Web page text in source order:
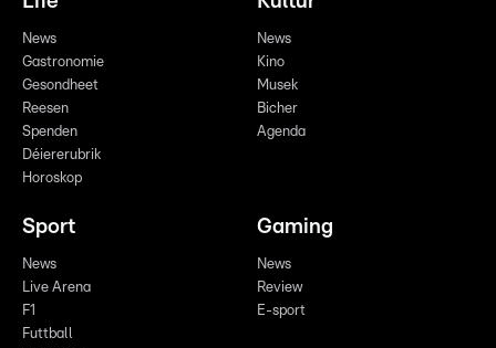
News
Gastronomie
Gesondheet
Reesen
Spenden
Déiererubrik
Horoskop
News
Kino
Musek
Bicher
Agenda
Sport
News
Live Arena
F1
Futtball
Gaming
News
Review
E-sport